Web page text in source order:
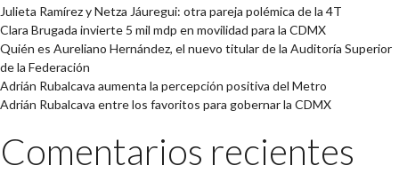
Julieta Ramírez y Netza Jáuregui: otra pareja polémica de la 4T
Clara Brugada invierte 5 mil mdp en movilidad para la CDMX
Quién es Aureliano Hernández, el nuevo titular de la Auditoría Superior
de la Federación
Adrián Rubalcava aumenta la percepción positiva del Metro
Adrián Rubalcava entre los favoritos para gobernar la CDMX
Comentarios recientes